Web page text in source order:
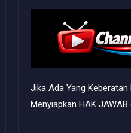
Jika Ada Yang
Menyiapkan HAK JAWAB